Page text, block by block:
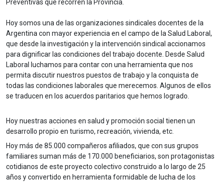
Preventivas que recorren la Provincia.
Hoy somos una de las organizaciones sindicales docentes de la
Argentina con mayor experiencia en el campo de la Salud Laboral,
que desde la investigación y la intervención sindical accionamos
para dignificar las condiciones del trabajo docente. Desde Salud
Laboral luchamos para contar con una herramienta que nos
permita discutir nuestros puestos de trabajo y la conquista de
todas las condiciones laborales que merecemos. Algunos de ellos
se traducen en los acuerdos paritarios que hemos logrado.
Hoy nuestras acciones en salud y promoción social tienen un
desarrollo propio en turismo, recreación, vivienda, etc.
Hoy más de 85.000 compañeros afiliados, que con sus grupos
familiares suman más de 170.000 beneficiarios, son protagonistas
cotidianos de este proyecto colectivo construido a lo largo de 25
años y convertido en herramienta formidable de lucha de los